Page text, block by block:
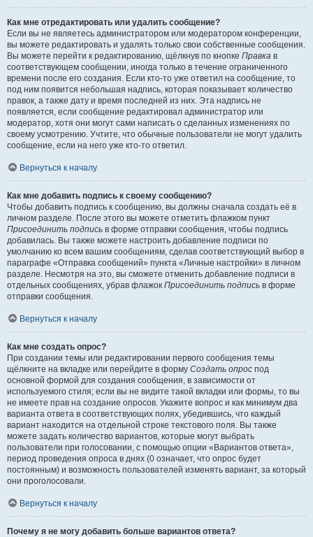
Как мне отредактировать или удалить сообщение?
Если вы не являетесь администратором или модератором конференции,
вы можете редактировать и удалять только свои собственные сообщения.
Вы можете перейти к редактированию, щёлкнув по кнопке Правка в
соответствующем сообщении, иногда только в течение ограниченного
времени после его создания. Если кто-то уже ответил на сообщение, то
под ним появится небольшая надпись, которая показывает количество
правок, а также дату и время последней из них. Эта надпись не
появляется, если сообщение редактировал администратор или
модератор, хотя они могут сами написать о сделанных изменениях по
своему усмотрению. Учтите, что обычные пользователи не могут удалить
сообщение, если на него уже кто-то ответил.
Вернуться к началу
Как мне добавить подпись к своему сообщению?
Чтобы добавить подпись к сообщению, вы должны сначала создать её в
личном разделе. После этого вы можете отметить флажком пункт
Присоединить подпись в форме отправки сообщения, чтобы подпись
добавилась. Вы также можете настроить добавление подписи по
умолчанию ко всем вашим сообщениям, сделав соответствующий выбор в
параграфе «Отправка сообщений» пункта «Личные настройки» в личном
разделе. Несмотря на это, вы сможете отменить добавление подписи в
отдельных сообщениях, убрав флажок Присоединить подпись в форме
отправки сообщения.
Вернуться к началу
Как мне создать опрос?
При создании темы или редактировании первого сообщения темы
щёлкните на вкладке или перейдите в форму Создать опрос под
основной формой для создания сообщения, в зависимости от
используемого стиля; если вы не видите такой вкладки или формы, то вы
не имеете прав на создание опросов. Укажите вопрос и как минимум два
варианта ответа в соответствующих полях, убедившись, что каждый
вариант находится на отдельной строке текстового поля. Вы также
можете задать количество вариантов, которые могут выбрать
пользователи при голосовании, с помощью опции «Вариантов ответа»,
период проведения опроса в днях (0 означает, что опрос будет
постоянным) и возможность пользователей изменять вариант, за который
они проголосовали.
Вернуться к началу
Почему я не могу добавить больше вариантов ответа?